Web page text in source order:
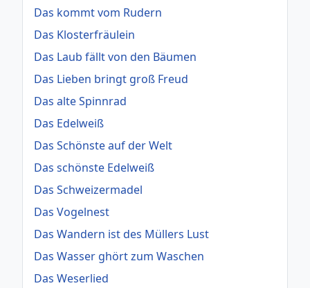
Das kommt vom Rudern
Das Klosterfräulein
Das Laub fällt von den Bäumen
Das Lieben bringt groß Freud
Das alte Spinnrad
Das Edelweiß
Das Schönste auf der Welt
Das schönste Edelweiß
Das Schweizermadel
Das Vogelnest
Das Wandern ist des Müllers Lust
Das Wasser ghört zum Waschen
Das Weserlied